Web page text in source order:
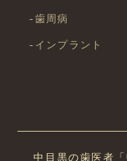
歯周病
インプラント
中目黒の歯医者